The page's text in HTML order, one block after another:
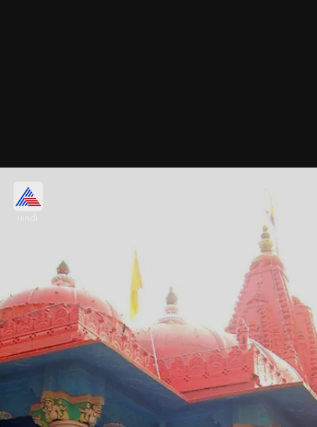
केरल के अट्टुकल भगवती मंदिर में पोंगल के दौरान 10 दिन तक
नारी पूजा उत्सव होता है। इसमें सिर्फ महिलाएं ही शामिल होती हैं।
यहां दौरान यहां पुरुषों का प्रवेश वर्जित होता है।
Image credits: Wikipedia